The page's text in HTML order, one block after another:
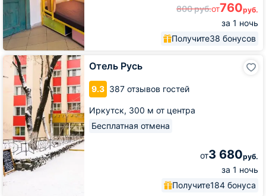
800руб.от760руб.
за 1 ночь
Получите38 бонусов
Отель Русь
9.3 387 отзывов гостей
Иркутск, 300 м от центра
Бесплатная отмена
от3 680руб.
за 1 ночь
Получите184 бонуса
Отель
Русь